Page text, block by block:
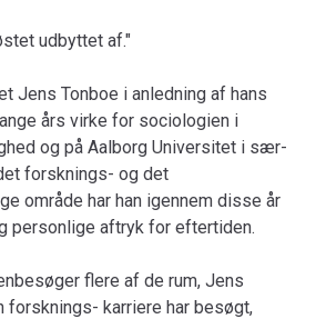
Lars Skov Henriksen, Michael
Jensen, Anette Jerup Jørgensen,
Jonas Larsen, Erik
Palle Rasmussen, Lennart
Skjøtt-Larsen.
Køb 3 Bøger - Betal For 2
udbyttet af."
Jens Tonboe i anledning af hans
års virke for sociologien i
og på Aalborg Universitet i sær-
forsknings- og det
område har han igennem disse år
personlige aftryk for eftertiden.
flere af de rum, Jens
forsknings- karriere har besøgt,